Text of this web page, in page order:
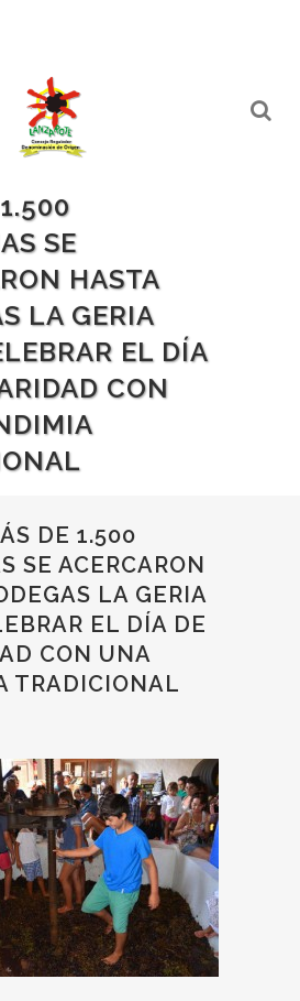
SE
HASTA
LA GERIA
EL DÍA
CON
DE 1.500
SE ACERCARON
LA GERIA
EL DÍA DE
CON UNA
TRADICIONAL